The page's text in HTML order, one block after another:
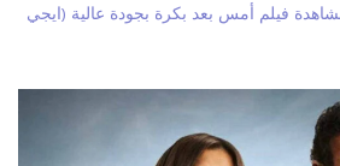
فيلم أمس بعد بكرة بجودة عالية (ايجي